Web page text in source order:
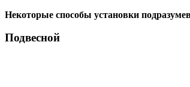
Некоторые способы установки
Подвесной